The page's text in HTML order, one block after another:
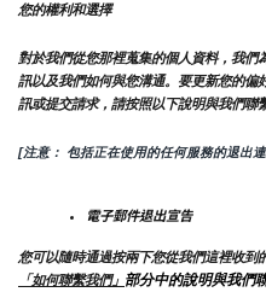
您的權利和選擇
對於我們從您那裡蒐集的個人資料，我們
訊以及我們如何與您溝通。要更新您的偏
訊或提交請求，請按照以下說明與我們聯繫
[注意： 包括正在使用的任何服務的退出
電子郵件退出宣告
您可以隨時通過按兩下您從我們這裡收到
「如何聯繫我們」 部分中的說明與我們